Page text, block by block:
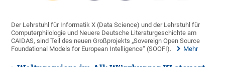
Der Lehrstuhl für Informatik X (Data Science) und der Lehrstuhl für
Computerphilologie und Neuere Deutsche Literaturgeschichte am
CAIDAS, sind Teil des neuen Großprojekts „Sovereign Open Source
Foundational Models for European Intelligence“ (SOOFI).
Mehr